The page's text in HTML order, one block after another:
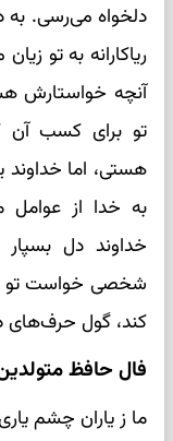
دلخواه می‌رسی. به
ریاکارانه به تو
آنچه خواستارش
تو برای کسب آن
هستی، اما خداوند
به خدا از
خداوند دل
شخصی خواست تو
کند، گول حرف‌های
فال حافظ
ما ز یاران چشم